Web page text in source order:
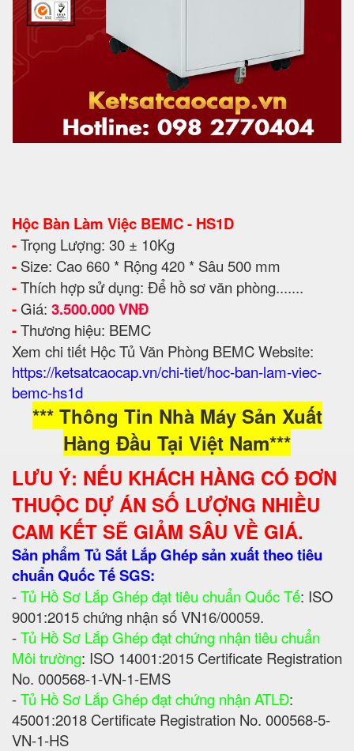
Hộc Bàn Làm Việc BEMC - HS1D
-Trọng Lượng: 30 ± 10Kg
- Size: Cao 660 * Rộng 420 * Sâu 500 mm
-Thích hợp sử dụng: Để hồ sơ văn phòng.......
- Giá: 3.500.000 VNĐ
-Thương hiệu: BEMC
Xem chi tiết Hộc Tủ Văn Phòng BEMC Website:
https://ketsatcaocap.vn/chi-tiet/hoc-ban-lam-viec-
bemc-hs1d
*** Thông Tin Nhà Máy Sản Xuất
Hàng Đầu Tại Việt Nam***
LƯU Ý: NẾU KHÁCH HÀNG CÓ ĐƠN
THUỘC DỰ ÁN SỐ LƯỢNG NHIỀU
CAM KẾT SẼ GIẢM SÂU VỀ GIÁ.
Sản phẩm Tủ Sắt Lắp Ghép sản xuất theo tiêu
chuẩn Quốc Tế SGS:
-Tủ Hồ Sơ Lắp Ghép đạt tiêu chuẩn Quốc Tế: ISO
9001:2015 chứng nhận số VN16/00059.
-Tủ Hồ Sơ Lắp Ghép đạt chứng nhận tiêu chuẩn
Môi trường: ISO 14001:2015 Certificate Registration
No. 000568-1-VN-1-EMS
-Tủ Hồ Sơ Lắp Ghép đạt chứng nhận ATLĐ:
45001:2018 Certificate Registration No. 000568-5-
VN-1-HS